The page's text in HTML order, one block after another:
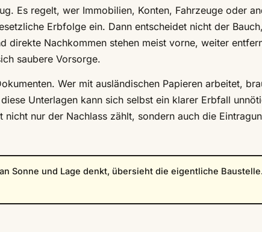
Es regelt, wer Immobilien, Konten, Fahrzeuge oder
Erbfolge ein. Dann entscheidet nicht der Bauch,
direkte Nachkommen stehen meist vorne, weiter
saubere Vorsorge.
Wer mit ausländischen Papieren arbeitet,
Unterlagen kann sich selbst ein klarer Erbfall
nur der Nachlass zählt, sondern auch die
Sonne und Lage denkt, übersieht die eigentliche